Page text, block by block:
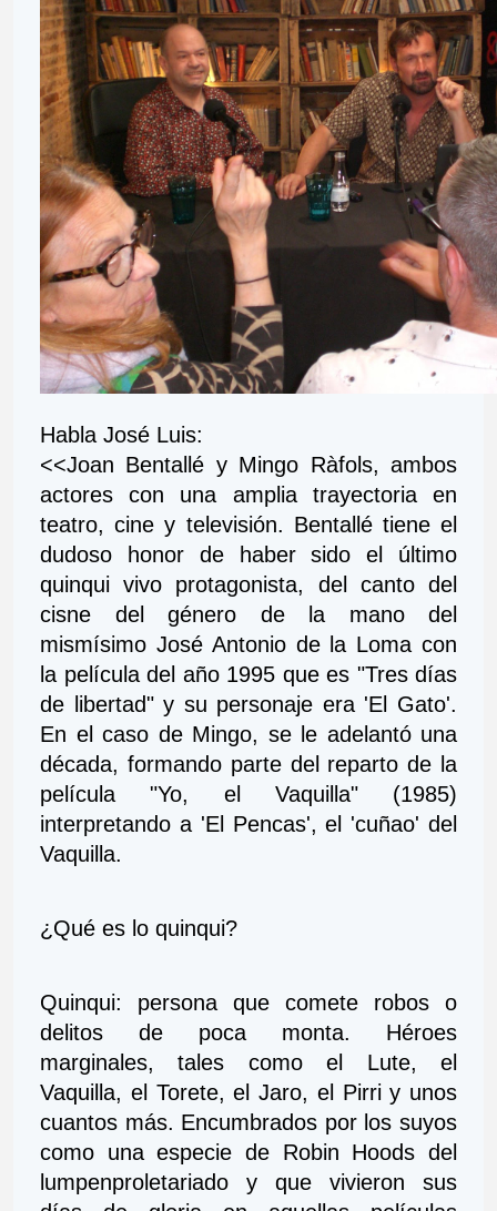
Habla José Luis:
<<Joan Bentallé y Mingo Ràfols, ambos
actores con una amplia trayectoria en
teatro, cine y televisión. Bentallé tiene el
dudoso honor de haber sido el último
quinqui vivo protagonista, del canto del
cisne del género de la mano del
mismísimo José Antonio de la Loma con
la película del año 1995 que es "Tres días
de libertad" y su personaje era 'El Gato'.
En el caso de Mingo, se le adelantó una
década, formando parte del reparto de la
película "Yo, el Vaquilla" (1985)
interpretando a 'El Pencas', el 'cuñao' del
Vaquilla.
¿Qué es lo quinqui?
Quinqui: persona que comete robos o
delitos de poca monta. Héroes
marginales, tales como el Lute, el
Vaquilla, el Torete, el Jaro, el Pirri y unos
cuantos más. Encumbrados por los suyos
como una especie de Robin Hoods del
lumpenproletariado y que vivieron sus